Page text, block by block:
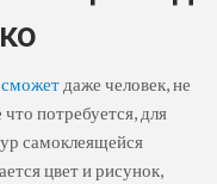
сможет даже человек, не
потребуется, для
самоклеящейся
цвет и рисунок,